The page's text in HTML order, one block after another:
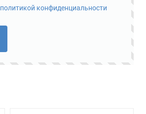
политикой конфиденциальности